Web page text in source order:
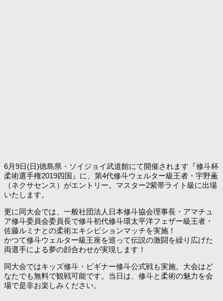
6月9日(日)徳島県・ソイジョイ武道館にて開催されます『修斗杯
柔術選手権2019四国』に、第4代修斗ウェルター級王者・宇野薫
（ネクサセンス）がエントリー。マスター2紫帯ライト級に出場
いたします。
更に同大会では、一般社団法人日本修斗協会理事長・アマチュ
ア修斗委員会委員長で修斗初代修斗環太平洋フェザー級王者・
佐藤ルミナとの柔術エキシビションマッチを実施！
かつて修斗ウェルター級王座を巡って伝説の激闘を繰り広げた
両選手による夢の顔合わせが実現します！
同大会ではキッズ修斗・ビギナー修斗公式戦も実施。大会はど
なたでも無料で観戦可能です。当日は、修斗と柔術の魅力を会
場で是非お楽しみください。